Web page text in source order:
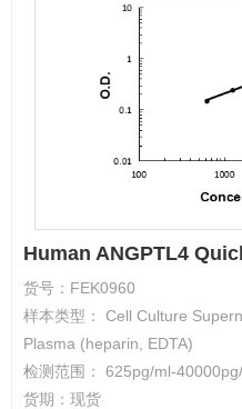
Human ANGPTL4
货号： FEK0960
样本类型： Cell Culture
Plasma (heparin, EDTA)
检测范围： 625pg/ml-
货期： 现货